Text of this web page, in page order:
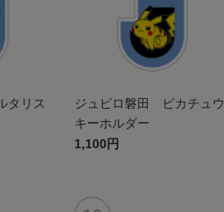
タリス
ジュビロ磐田 ピカチュウ
キーホルダー
1,100円